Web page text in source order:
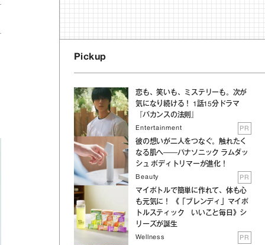
Pickup
恋も、笑いも、ミステリーも。次が
気になり続ける！ 1話15分ドラマ
『バカンスの法則』
Entertainment PR
彼の想いが二人をつなぐ。触れたく
なる肌へ──パナソニック ラムダッ
シュ ボディトリマーが進化！
Beauty PR
マイボトルで簡単に作れて、体も心
も元気に！ 《「ブレンディ」マイボ
トルスティック いいこと毎日》シ
リーズが誕生
Wellness PR